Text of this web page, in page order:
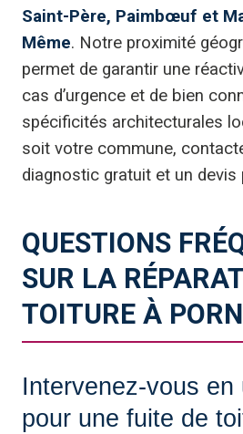
Saint-Père, Paimbœuf et
Même. Notre proximité
permet de garantir une
cas d’urgence et de bien
spécificités architecturales
soit votre commune,
diagnostic gratuit et un devis
QUESTIONS
SUR LA
TOITURE À
Intervenez-vous en
pour une fuite de